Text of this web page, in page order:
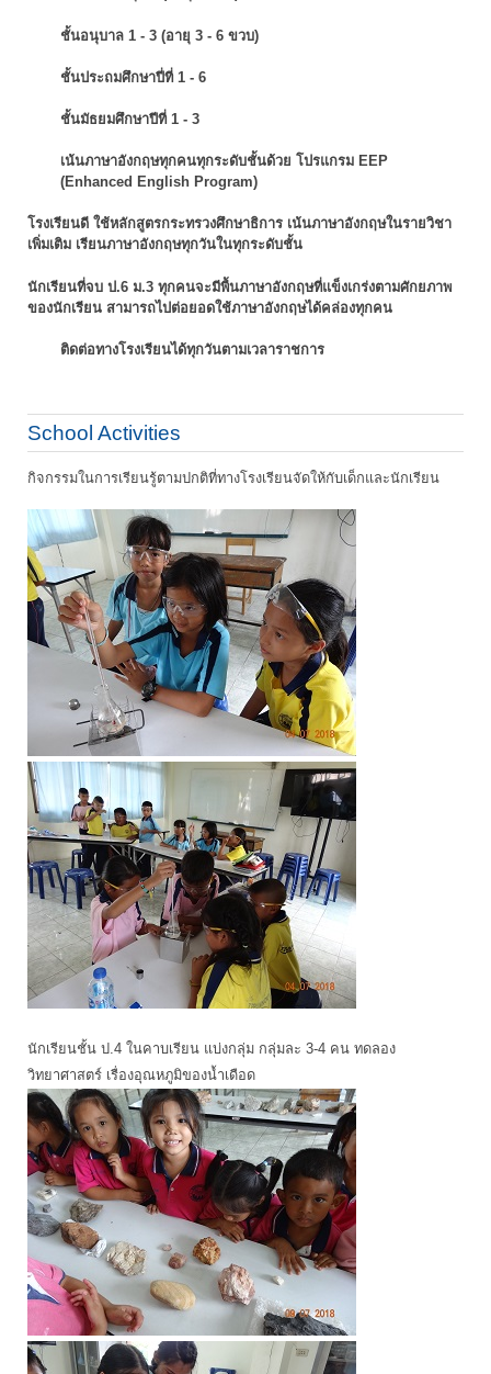
ชั้นอนุบาล 1 - 3 (อายุ 3 - 6 ขวบ)
ชั้นประถมศึกษาปี่ที่ 1 - 6
ชั้นมัธยมศึกษาปีที่ 1 - 3
เน้นภาษาอังกฤษทุกคนทุกระดับชั้นด้วย โปรแกรม EEP
(Enhanced English Program)
โรงเรียนดี ใช้หลักสูตรกระทรวงศึกษาธิการ เน้นภาษาอังกฤษในรายวิชา
เพิ่มเติม เรียนภาษาอังกฤษทุกวันในทุกระดับชั้น
นักเรียนที่จบ ป.6 ม.3 ทุกคนจะมีพื้นภาษาอังกฤษที่แข็งเกร่งตามศักยภาพ
ของนักเรียน สามารถไปต่อยอดใช้ภาษาอังกฤษได้คล่องทุกคน
ติดต่อทางโรงเรียนได้ทุกวันตามเวลาราชการ
School Activities
กิจกรรมในการเรียนรู้ตามปกติที่ทางโรงเรียนจัดให้กับเด็กและนักเรียน
นักเรียนชั้น ป.4 ในคาบเรียน แบ่งกลุ่ม กลุ่มละ 3-4 คน ทดลอง
วิทยาศาสตร์ เรื่องอุณหภูมิของน้ำเดือด